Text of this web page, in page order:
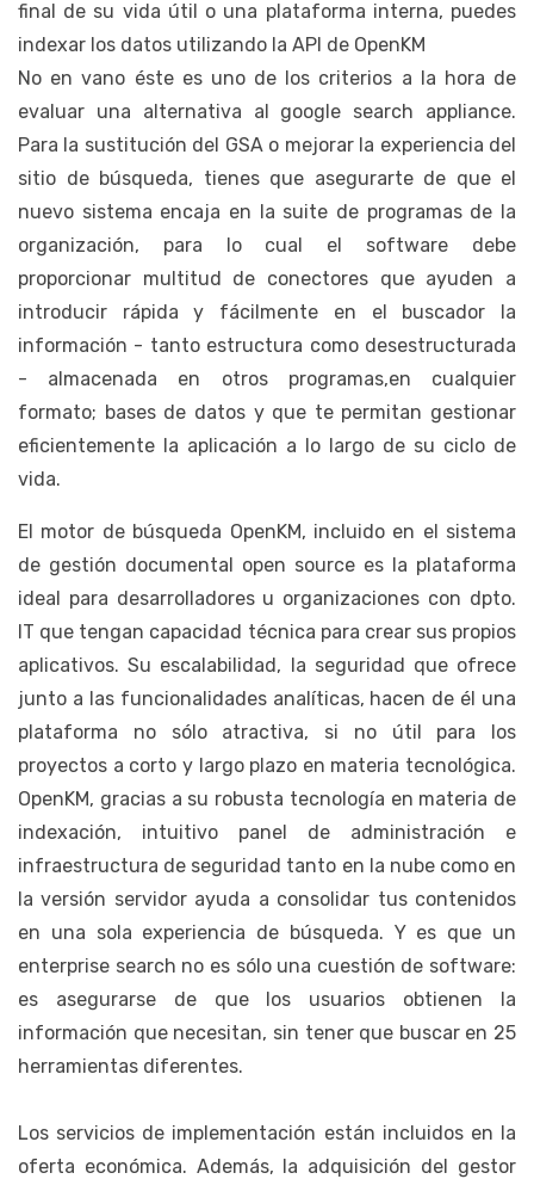
final de su vida útil o una plataforma interna, puedes
indexar los datos utilizando la API de OpenKM
No en vano éste es uno de los criterios a la hora de
evaluar una alternativa al google search appliance.
Para la sustitución del GSA o mejorar la experiencia del
sitio de búsqueda, tienes que asegurarte de que el
nuevo sistema encaja en la suite de programas de la
organización, para lo cual el software debe
proporcionar multitud de conectores que ayuden a
introducir rápida y fácilmente en el buscador la
información - tanto estructura como desestructurada
- almacenada en otros programas,en cualquier
formato; bases de datos y que te permitan gestionar
eficientemente la aplicación a lo largo de su ciclo de
vida.
El motor de búsqueda OpenKM, incluido en el sistema
de gestión documental open source es la plataforma
ideal para desarrolladores u organizaciones con dpto.
IT que tengan capacidad técnica para crear sus propios
aplicativos. Su escalabilidad, la seguridad que ofrece
junto a las funcionalidades analíticas, hacen de él una
plataforma no sólo atractiva, si no útil para los
proyectos a corto y largo plazo en materia tecnológica.
OpenKM, gracias a su robusta tecnología en materia de
indexación, intuitivo panel de administración e
infraestructura de seguridad tanto en la nube como en
la versión servidor ayuda a consolidar tus contenidos
en una sola experiencia de búsqueda. Y es que un
enterprise search no es sólo una cuestión de software:
es asegurarse de que los usuarios obtienen la
información que necesitan, sin tener que buscar en 25
herramientas diferentes.
Los servicios de implementación están incluidos en la
oferta económica. Además, la adquisición del gestor